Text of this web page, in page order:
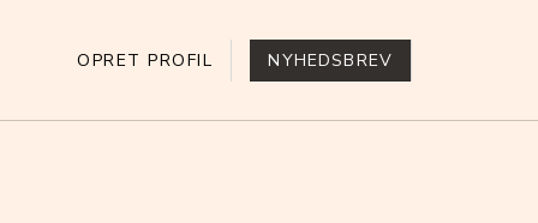
OPRET PROFIL NYHEDSBREV